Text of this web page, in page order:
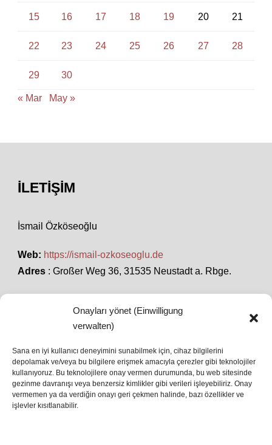
Onayları yönet (Einwilligung
verwalten)
Sana en iyi kullanıcı deneyimini sunabilmek için, cihaz bilgilerini
depolamak ve/veya bu bilgilere erişmek amacıyla çerezler gibi teknolojiler
kullanıyoruz. Bu teknolojilere onay vermen durumunda, bu web sitesinde
gezinme davranışı veya benzersiz kimlikler gibi verileri işleyebiliriz. Onay
vermemen ya da verdiğin onayı geri çekmen halinde, bazı özellikler ve
işlevler kısıtlanabilir.
15 16 17 18 19 20 21
22 23 24 25 26 27 28
29 30
« Mar May »
İLETIŞIM
İsmail Özköseoğlu
Web: https://ismail-ozkoseoglu.de
Adres : Großer Weg 36, 31535 Neustadt a. Rbge.
SON HABERLER
İstanbul’da Avrupa Ligi Finali: Freiburg ve Aston
Villa Boğaz’da Tarih Yazmaya Hazırlanıyor
08 May 2026